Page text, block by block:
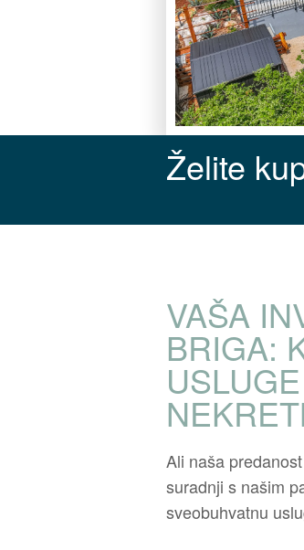
Želite
VAŠA
BRIGA:
Ali naša
suradnji s našim
sveobuhvatnu